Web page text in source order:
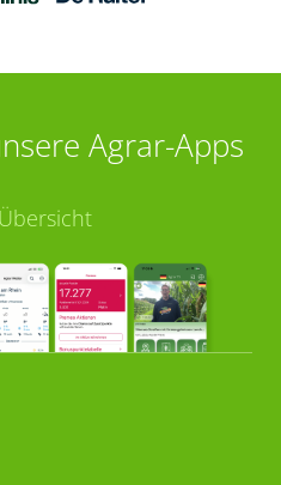
Agrar-Apps